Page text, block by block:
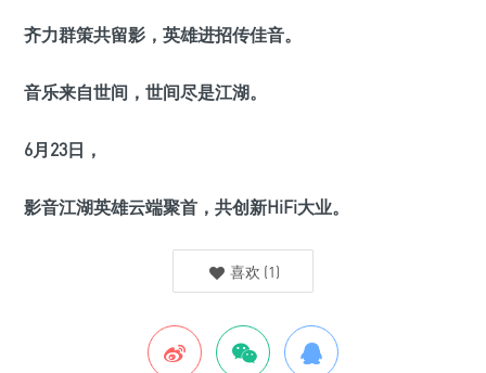
齐力群策共留影，英雄进招传佳音。
音乐来自世间，世间尽是江湖。
6月23日，
影音江湖英雄云端聚首，共创新HiFi大业。
喜欢 (1)